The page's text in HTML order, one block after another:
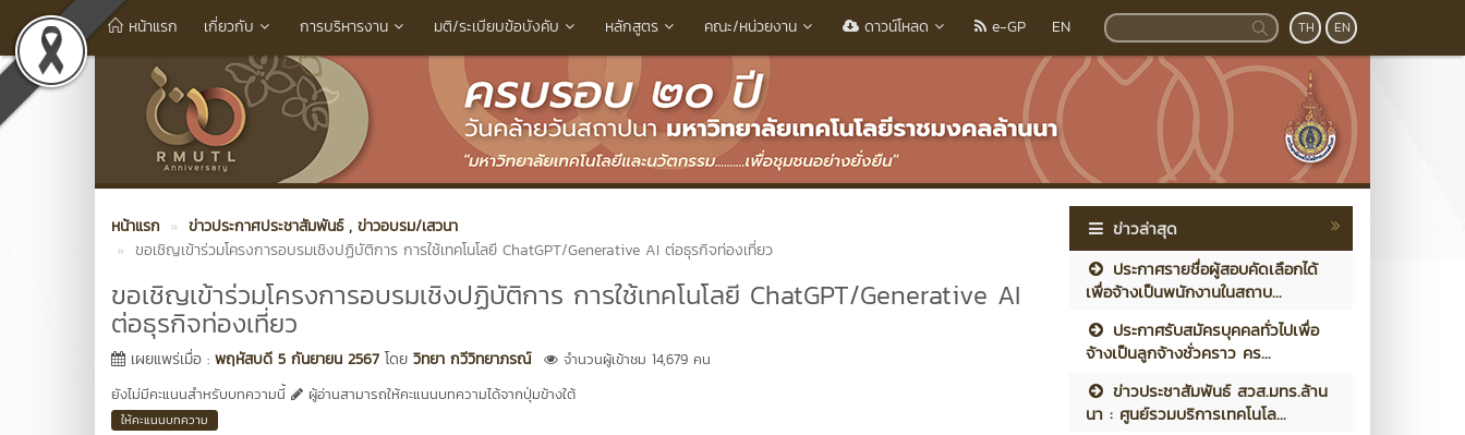
หน้าแรก เกี่ยวกับ การบริหารงาน มติ/ระเบียบข้อบังคับ หลักสูตร คณะ/หน่วยงาน ดาวน์โหลด e-GP EN TH EN
หน้าแรก ข่าวประกาศประชาสัมพันธ์ , ข่าวอบรม/เสวนา
ขอเชิญเข้าร่วมโครงการอบรมเชิงปฏิบัติการ การใช้เทคโนโลยี ChatGPT/Generative AI ต่อธุรกิจท่องเที่ยว
ขอเชิญเข้าร่วมโครงการอบรมเชิงปฏิบัติการ การใช้เทคโนโลยี ChatGPT/Generative AI
ต่อธุรกิจท่องเที่ยว
เผยแพร่เมื่อ : พฤหัสบดี 5 กันยายน 2567 โดย วิทยา กวีวิทยาภรณ์
จำนวนผู้เข้าชม 14,679 คน
ยังไม่มีคะแนนสำหรับบทความนี้
ผู้อ่านสามารถให้คะแนนบทความได้จากปุ่มข้างใต้
ให้คะแนนบทความ
ข่าวล่าสุด
ประกาศรายชื่อผู้สอบคัดเลือกได้
เพื่อจ้างเป็นพนักงานในสถาบ...
ประกาศรับสมัครบุคคลทั่วไปเพื่อ
จ้างเป็นลูกจ้างชั่วคราว คร...
ข่าวประชาสัมพันธ์ สวส.มทร.ล้าน
นา : ศูนย์รวมบริการเทคโนโล...